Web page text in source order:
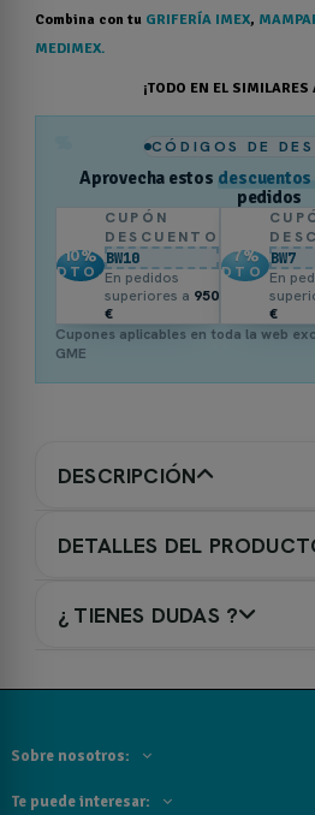
Combina con tu GRIFERÍA IMEX,
MEDIMEX.
¡TODO EN EL
CÓDIGOS DE
Aprovecha estos
pedidos
10%
DTO.
CUPÓN
DESCUENTO
BW10
En pedidos
superiores a 950
€
7%
DTO.
BW7
En
€
Cupones aplicables en toda la web
GME
DESCRIPCIÓN
DETALLES DEL
¿ TIENES DUDAS ?
Sobre nosotros:
Te puede interesar: